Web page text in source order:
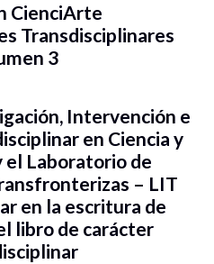
CienciArte
Transdisciplinares
3
Intervención e
en Ciencia y
el Laboratorio de
– LIT
en la escritura de
libro de carácter